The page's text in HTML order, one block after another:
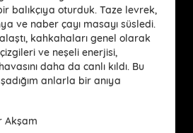
balıkçıya oturduk. Taze levrek,
ve naber çayı masayı süsledi.
kahkahaları genel olarak
ve neşeli enerjisi,
daha da canlı kıldı. Bu
anlarla bir anıya
Akşam